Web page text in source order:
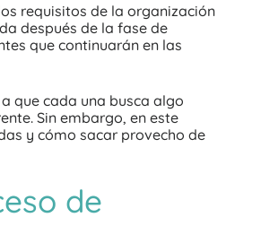
requisitos de la organización
después de la fase de
que continuarán en las
que cada una busca algo
Sin embargo, en este
y cómo sacar provecho de
de